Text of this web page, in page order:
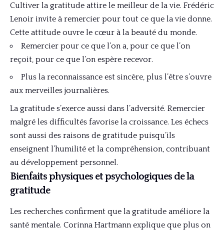
Cultiver la gratitude attire le meilleur de la vie. Frédéric
Lenoir invite à remercier pour tout ce que la vie donne.
Cette attitude ouvre le cœur à la beauté du monde.
Remercier pour ce que l’on a, pour ce que l’on
reçoit, pour ce que l’on espère recevor.
Plus la reconnaissance est sincère, plus l’être s’ouvre
aux merveilles journalières.
La gratitude s’exerce aussi dans l’adversité. Remercier
malgré les difficultés favorise la croissance. Les échecs
sont aussi des raisons de gratitude puisqu’ils
enseignent l’humilité et la compréhension, contribuant
au développement personnel.
Bienfaits physiques et psychologiques de la
gratitude
Les recherches confirment que la gratitude améliore la
santé mentale. Corinna Hartmann explique que plus on